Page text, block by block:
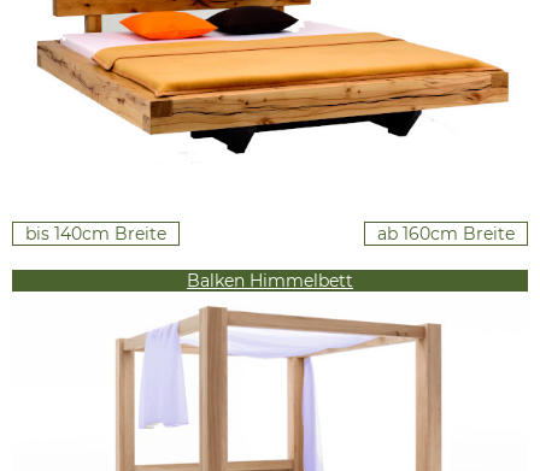
bis 140cm Breite ab 160cm Breite
Balken Himmelbett